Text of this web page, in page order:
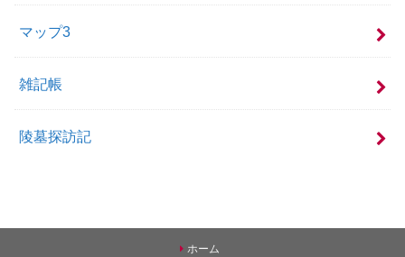
マップ3
雑記帳
陵墓探訪記
ホーム